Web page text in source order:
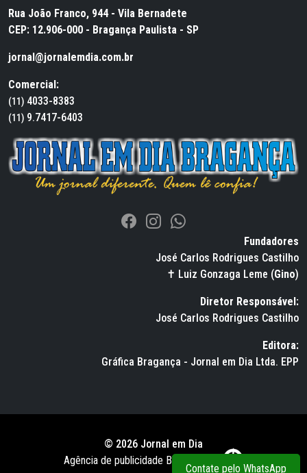
Rua João Franco, 944 - Vila Bernadete
CEP: 12.906-000 - Bragança Paulista - SP
jornal@jornalemdia.com.br
Comercial:
(11) 4033-8383
(11) 9.7417-6403
Fundadores
José Carlos Rodrigues Castilho
✝ Luiz Gonzaga Leme (Gino)
Diretor Responsável:
José Carlos Rodrigues Castilho
Editora:
Gráfica Bragança - Jornal em Dia Ltda. EPP
© 2026 Jornal em Dia
Agência de publicidade BWS RUSSO
Contate pelo WhatsApp